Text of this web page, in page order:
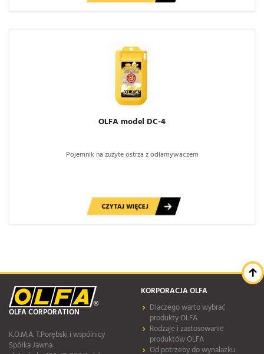
OLFA model DC-4
Pojemnik na zużyte ostrza z odłamywaczem
CZYTAJ WIĘCEJ
OLFA CORPORATION
K.O.M.A. T.Porębski i wspólnicy
Spółka Jawna
KORPORACJA OLFA
Dlaczego warto wybrać
produkty OLFA
Rodzaje i zastosowanie
produktów OLFA
Od potrzeby do wynalazku